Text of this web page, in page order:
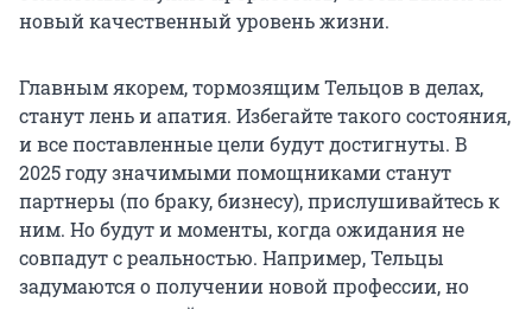
новый качественный уровень жизни.
Главным якорем, тормозящим Тельцов в делах,
станут лень и апатия. Избегайте такого состояния,
и все поставленные цели будут достигнуты. В
2025 году значимыми помощниками станут
партнеры (по браку, бизнесу), прислушивайтесь к
ним. Но будут и моменты, когда ожидания не
совпадут с реальностью. Например, Тельцы
задумаются о получении новой профессии, но